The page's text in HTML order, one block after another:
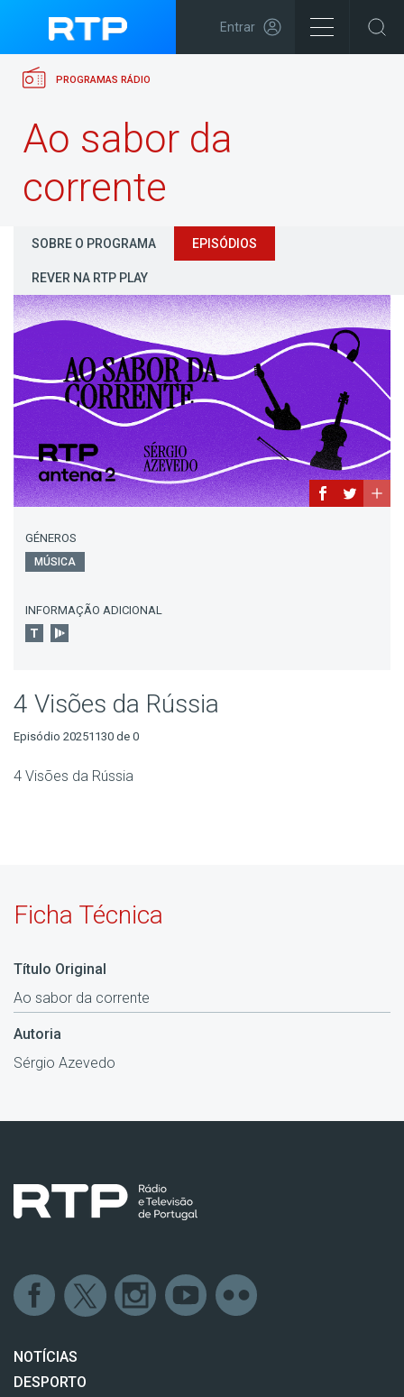
Entrar
PROGRAMAS RÁDIO
Ao sabor da
corrente
SOBRE O PROGRAMA EPISÓDIOS
REVER NA RTP PLAY
GÉNEROS
MÚSICA
INFORMAÇÃO ADICIONAL
4 Visões da Rússia
Episódio 20251130 de 0
4 Visões da Rússia
Ficha Técnica
Título Original
Ao sabor da corrente
Autoria
Sérgio Azevedo
NOTÍCIAS
DESPORTO